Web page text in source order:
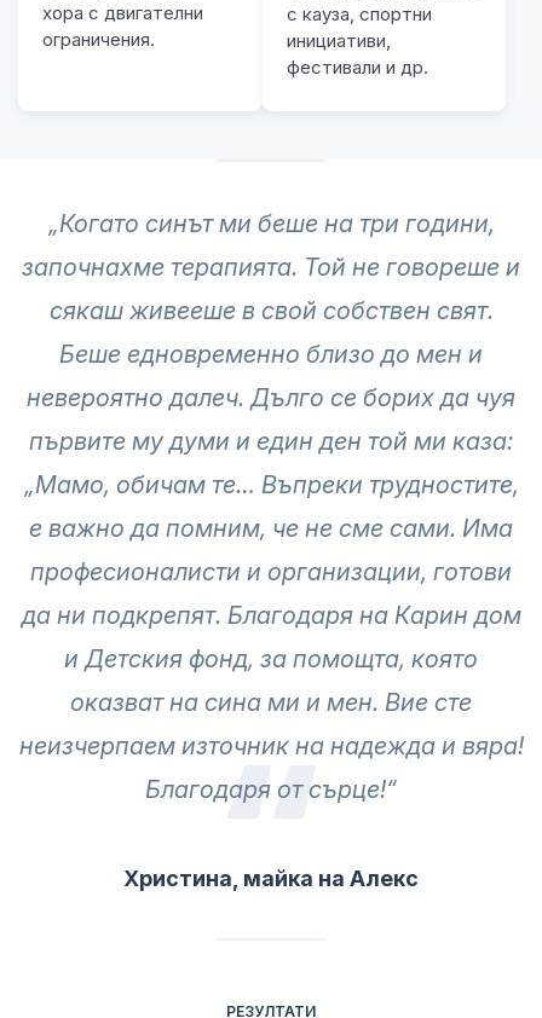
хора с двигателни
ограничения.
с кауза, спортни
инициативи,
фестивали и др.
„Когато синът ми беше на три години,
започнахме терапията. Той не говореше и
сякаш живееше в свой собствен свят.
Беше едновременно близо до мен и
невероятно далеч. Дълго се борих да чуя
първите му думи и един ден той ми каза:
„Мамо, обичам те… Въпреки трудностите,
е важно да помним, че не сме сами. Има
професионалисти и организации, готови
да ни подкрепят. Благодаря на Карин дом
и Детския фонд, за помощта, която
оказват на сина ми и мен. Вие сте
неизчерпаем източник на надежда и вяра!
Благодаря от сърце!“
Христина, майка на Алекс
РЕЗУЛТАТИ